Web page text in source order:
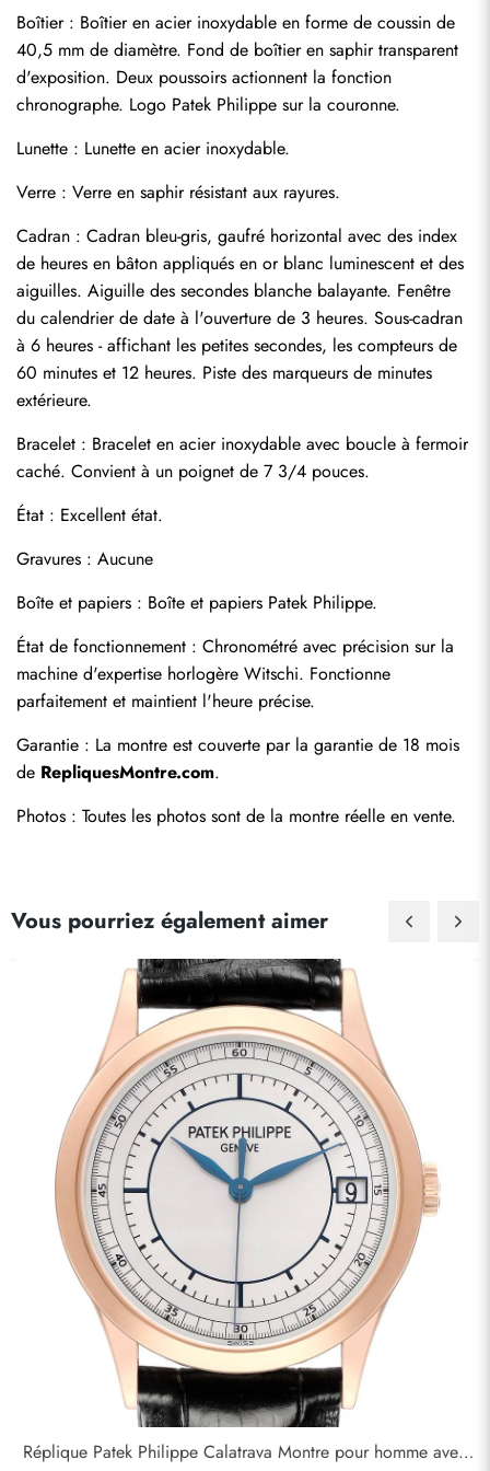
Boîtier : Boîtier en acier inoxydable en forme de coussin de
40,5 mm de diamètre. Fond de boîtier en saphir transparent
d'exposition. Deux poussoirs actionnent la fonction
chronographe. Logo Patek Philippe sur la couronne.
Lunette : Lunette en acier inoxydable.
Verre : Verre en saphir résistant aux rayures.
Cadran : Cadran bleu-gris, gaufré horizontal avec des index
de heures en bâton appliqués en or blanc luminescent et des
aiguilles. Aiguille des secondes blanche balayante. Fenêtre
du calendrier de date à l'ouverture de 3 heures. Sous-cadran
à 6 heures - affichant les petites secondes, les compteurs de
60 minutes et 12 heures. Piste des marqueurs de minutes
extérieure.
Bracelet : Bracelet en acier inoxydable avec boucle à fermoir
caché. Convient à un poignet de 7 3/4 pouces.
État : Excellent état.
Gravures : Aucune
Boîte et papiers : Boîte et papiers Patek Philippe.
État de fonctionnement : Chronométré avec précision sur la
machine d'expertise horlogère Witschi. Fonctionne
parfaitement et maintient l'heure précise.
Garantie : La montre est couverte par la garantie de 18 mois
de RepliquesMontre.com.
Photos : Toutes les photos sont de la montre réelle en vente.
Vous pourriez également aimer
Réplique Patek Philippe Calatrava Montre pour homme avec
Envoyer